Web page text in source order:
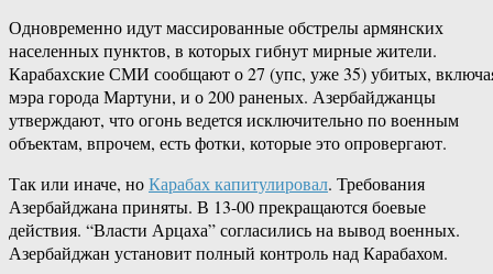
Одновременно идут массированные обстрелы армянских
населенных пунктов, в которых гибнут мирные жители.
Карабахские СМИ сообщают о 27 (упс, уже 35) убитых,
мэра города Мартуни, и о 200 раненых. Азербайджанцы
утверждают, что огонь ведется исключительно по военным
объектам, впрочем, есть фотки, которые это опровергают.
Так или иначе, ноКарабах капитулировал. Требования
Азербайджана приняты. В 13-00 прекращаются боевые
действия. “Власти Арцаха” согласились на вывод военных.
Азербайджан установит полный контроль над Карабахом.